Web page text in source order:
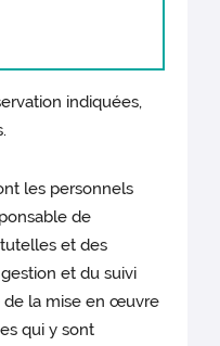
indiquées,
les personnels
de
et des
et du suivi
de la mise en œuvre
qui y sont